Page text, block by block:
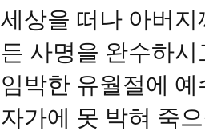
세상을 떠나 아버
든 사명을 완수하
임박한 유월절에
자가에 못 박혀 죽